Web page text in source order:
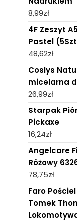
8,99zł
4F Zeszyt
Pastel
48,62zł
Coslys
micelarna
26,99zł
Starpak
Pickaxe
16,24zł
Angelcare
Różowy
78,75zł
Faro
Tomek